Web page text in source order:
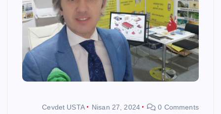
Cevdet USTA Nisan 27, 2024 0 Comments